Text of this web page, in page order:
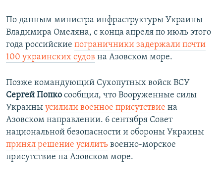
По данным министра инфраструктуры Украины
Владимира Омеляна, с конца апреля по июль этого
года российские пограничники задержали почти
100 украинских судов на Азовском море.
Позже командующий Сухопутных войск ВСУ
Сергей Попко сообщил, что ​Вооруженные силы
Украины усилили военное присутствие на
Азовском направлении. 6 сентября Совет
национальной безопасности и обороны Украины
принял решение усилить военно-морское
присутствие на Азовском море.